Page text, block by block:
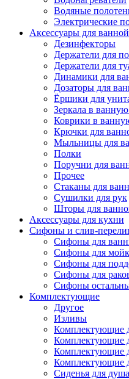
Водяные
Электрические
Аксессуары для ванной
Дезинфекторы
Держатели для
Держатели для
Динамики для
Дозаторы для
Ёршики для
Зеркала в
Коврики в
Крючки для
Мыльницы для
Полки
Поручни для
Прочее
Стаканы для
Сушилки для рук
Шторы для
Аксессуары для кухни
Сифоны и слив-
Сифоны для
Сифоны для
Сифоны для
Сифоны для
Сифоны
Комплектующие
Другое
Изливы
Комплектующие
Комплектующие
Комплектующие
Комплектующие
Сиденья для душа